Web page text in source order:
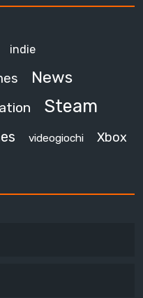
indie
News
Steam
videogiochi Xbox